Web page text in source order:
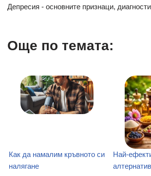
Депресия - основните признаци,
Още по темата:
Как да намалим кръвното си
налягане
Най-